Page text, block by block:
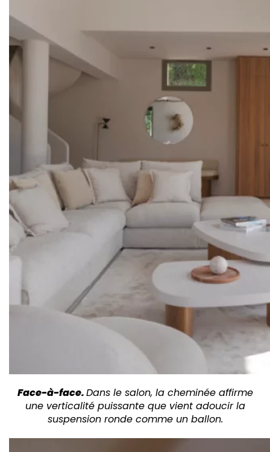
Face-à-face.Dans le salon, la cheminée affirme
une verticalité puissante que vient adoucir la
suspension ronde comme un ballon.